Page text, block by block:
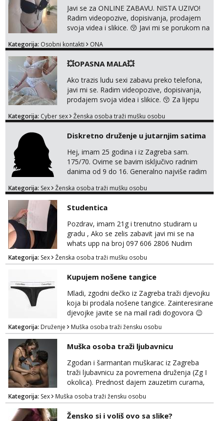
Javi se za ONLINE ZABAVU. NISTA UZIVO!
Radim videopozive, dopisivanja, prodajem
svoja videa i slikice. 😚 Javi mi se porukom na
0045
Kategorija: Osobni kontakti ONA
💥OPASNA MALA💥
Ako trazis ludu sexi zabavu preko telefona,
javi mi se. Radim videopozive, dopisivanja,
prodajem svoja videa i slikice. 😚 Za lijepu
Viber ili Telegram. +385 91 723 0045
Kategorija: Cyber sex Ženska osoba traži mušku osobu
Diskretno druženje u jutarnjim satima
Hej, imam 25 godina i iz Zagreba sam.
175/70. Ovime se bavim isključivo radnim
danima od 9 do 16. Generalno najviše radim
druženja u diskreciji, vjerovatno ćemo si
također, nisam zainteresirana za one and
done susrete. Ako se nalaziš u ovome, javi
mi se na WhatsApp sa nečime o sebi i tome
što voliš seksualno za daljnji d...
Kategorija: Sex Ženska osoba traži mušku osobu
Studentica
Pozdrav, imam 21g i trenutno studiram u
gradu , Ako se zelis zabavit javi mi se na
whats upp na broj 097 606 2806 Nudim
razme vrste zabave uzivo i online
Kategorija: Sex Ženska osoba traži mušku osobu
Kupujem nošene tangice
Mladi, zgodni dečko iz Zagreba traži djevojku
koja bi prodala nošene tangice. Zainteresirane
djevojke javite se na mail radi dogovora 😉
Kategorija: Druženje Muška osoba traži žensku osobu
Muška osoba traži ljubavnicu
Zgodan i šarmantan muškarac iz Zagreba
traži ljubavnicu za povremena druženja (Zg I
okolica). Prednost dajem zauzetim curama,
jer vjerujem da im je diskrecija jako bitna kao
i meni. Javite se na mail gdje možemo
započeti razgovor... 💋
Kategorija: Sex Muška osoba traži žensku osobu
Žensko si i voliš ovo sa slike?